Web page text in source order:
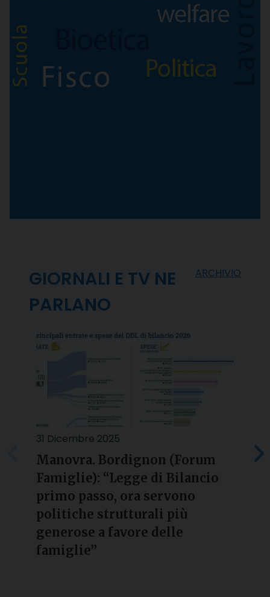
ARCHIVIO
GIORNALI E TV NE
PARLANO
31 Dicembre 2025
Manovra. Bordignon (Forum
Famiglie): “Legge di Bilancio
primo passo, ora servono
politiche strutturali più
generose a favore delle
famiglie”